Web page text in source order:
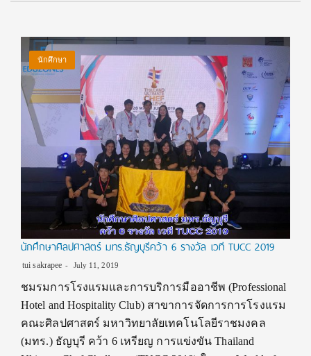
นักศึกษา
นักศึกษาศิลปศาสตร์ มทร.ธัญบุรีคว้า 6 รางวัล เวที TUCC 2019
tui sakrapee July 11, 2019
ชมรมการโรงแรมและการบริการมืออาชีพ (Professional
Hotel and Hospitality Club) สาขาการจัดการการโรงแรม
คณะศิลปศาสตร์ มหาวิทยาลัยเทคโนโลยีราชมงคล
(มทร.) ธัญบุรี คว้า 6 เหรียญ การแข่งขัน Thailand